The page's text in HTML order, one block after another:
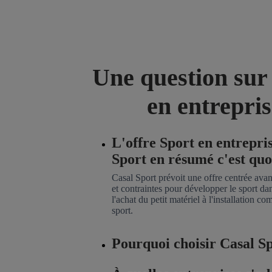
Une question
en
L'offre Sport en
Sport en résumé c'est
Casal Sport prévoit une offre centrée
et contraintes pour développer le sport
l'achat du petit matériel à l'installation
sport.
Pourquoi choisir Casal